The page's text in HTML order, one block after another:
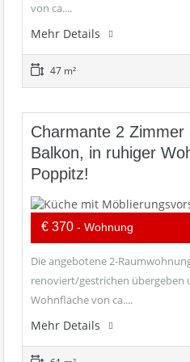
von ca....
Mehr Details
47 m²
Charmante 2
Balkon, in ruhiger
Poppitz!
€ 370 - Wohnung
Die angebotene 2-
renoviert/gestrichen übergeben
Wohnfläche von ca....
Mehr Details